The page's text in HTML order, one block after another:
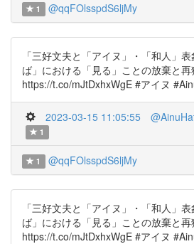
1 @qqFOlsspdS6ljMy
「三好文夫と「アイヌ」・「和人」
ば」における「見る」ことの放棄と再
https://t.co/mJtDxhxWgE #アイヌ
2023-03-15 11:05:55
1
1 @qqFOlsspdS6ljMy
「三好文夫と「アイヌ」・「和人」
ば」における「見る」ことの放棄と再
https://t.co/mJtDxhxWgE #アイヌ